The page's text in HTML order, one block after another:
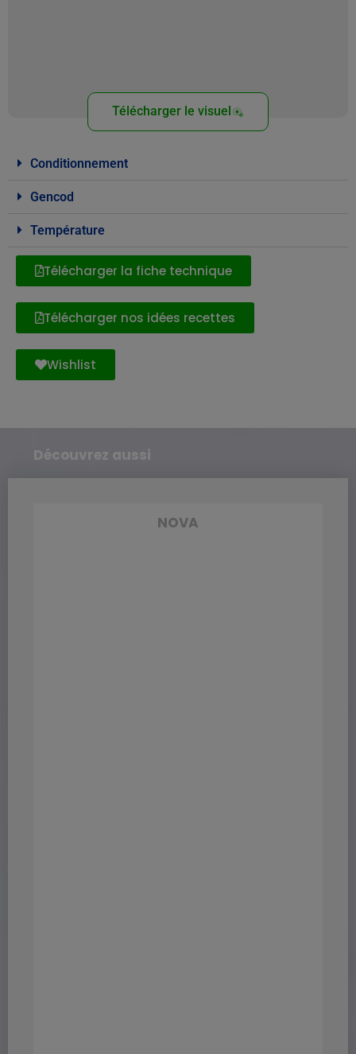
Télécharger le visuel
Conditionnement
Gencod
Température
Télécharger la fiche technique
Télécharger nos idées recettes
Wishlist
Découvrez aussi
NOVA